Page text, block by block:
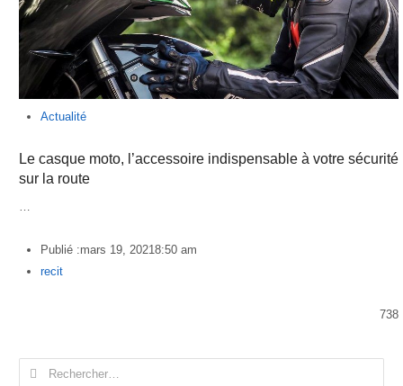
Actualité
Le casque moto, l’accessoire indispensable à votre sécurité
sur la route
Publié :mars 19, 20218:50 am
Author
recit
738
Rechercher :